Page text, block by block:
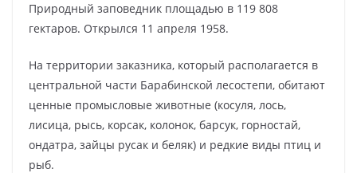
Природный заповедник площадью в 119 808
гектаров. Открылся 11 апреля 1958.
На территории заказника, который располагается в
центральной части Барабинской лесостепи, обитают
ценные промысловые животные (косуля, лось,
лисица, рысь, корсак, колонок, барсук, горностай,
ондатра, зайцы русак и беляк) и редкие виды птиц и
рыб.